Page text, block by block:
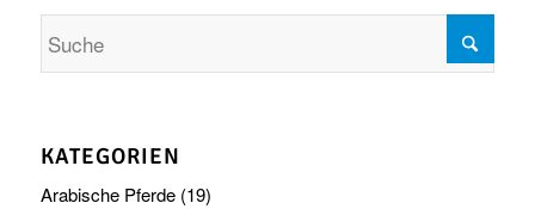
KATEGORIEN
Arabische Pferde(19)